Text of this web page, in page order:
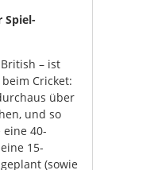
Spiel-
– ist
Cricket:
über
und so
40-
15-
(sowie